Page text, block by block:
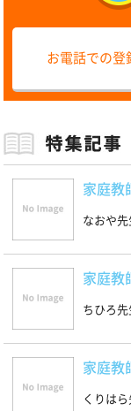
お電話での登
家庭教
なおや
家庭教
ちひろ
家庭教
くりは